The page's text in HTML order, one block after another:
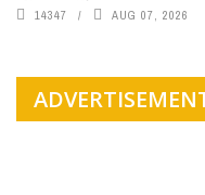
14347 AUG 07, 2026